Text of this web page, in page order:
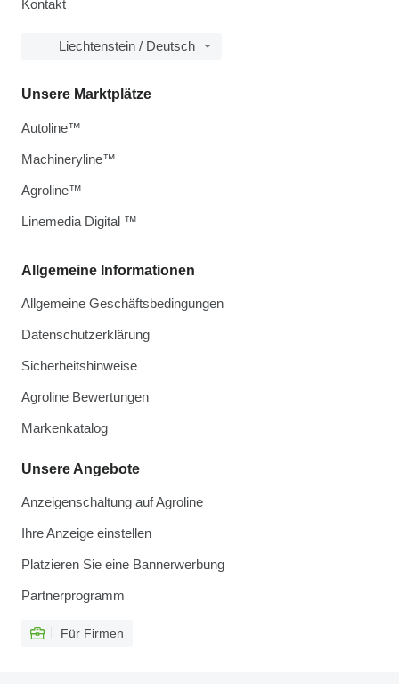
Kontakt
Liechtenstein / Deutsch
Allgemeine Informationen
Allgemeine Geschäftsbedingungen
Datenschutzerklärung
Sicherheitshinweise
Agroline Bewertungen
Markenkatalog
Unsere Angebote
Anzeigenschaltung auf Agroline
Ihre Anzeige einstellen
Platzieren Sie eine Bannerwerbung
Partnerprogramm
Für Firmen
Unsere Marktplätze
Autoline™
Machineryline™
Agroline™
Linemedia Digital ™